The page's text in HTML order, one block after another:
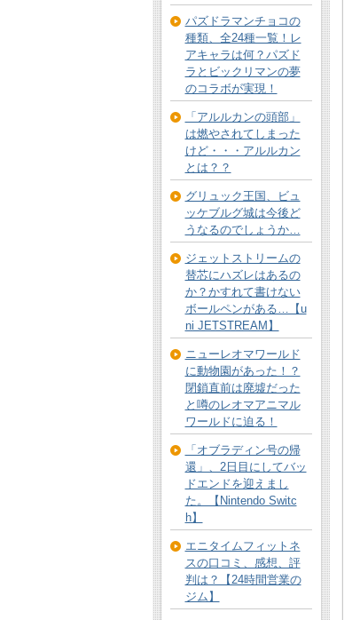
パズドラマンチョコの
種類、全24種一覧！レ
アキャラは何？パズド
ラとビックリマンの夢
のコラボが実現！
「アルルカンの頭部」
は燃やされてしまった
けど・・・アルルカン
とは？？
グリュック王国、ビュ
ッケブルグ城は今後ど
うなるのでしょうか…
ジェットストリームの
替芯にハズレはあるの
か？かすれて書けない
ボールペンがある…【u
ni JETSTREAM】
ニューレオマワールド
に動物園があった！？
閉鎖直前は廃墟だった
と噂のレオマアニマル
ワールドに迫る！
「オブラディン号の帰
還」、2日目にしてバッ
ドエンドを迎えまし
た。【Nintendo Switc
h】
エニタイムフィットネ
スの口コミ、感想、評
判は？【24時間営業の
ジム】